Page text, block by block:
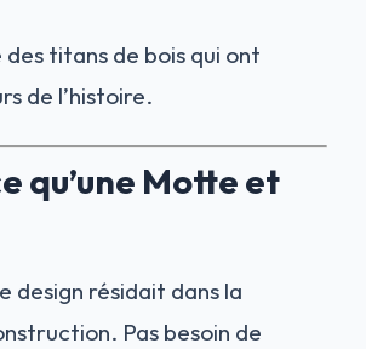
des titans de bois qui ont
de l’histoire.
qu’une Motte et
design résidait dans la
Pas besoin de